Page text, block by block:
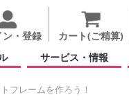
ン・登録 カート(ご精算)
サービス・情報
フレームを作ろう！